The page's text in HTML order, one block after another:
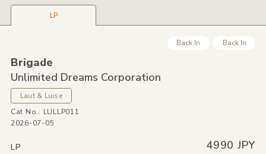
LP
Back In Back In
Brigade
Unlimited Dreams Corporation
Laut & Luise
Cat No.: LULLP011
2026-07-05
LP 4990 JPY